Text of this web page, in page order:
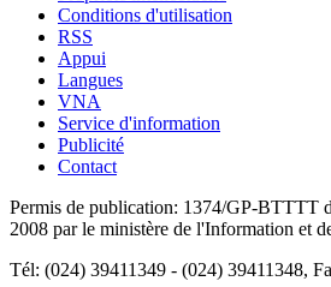
Conditions d'utilisation
RSS
Appui
Langues
VNA
Service d'information
Publicité
Contact
Permis de publication: 1374/GP-BTTTT
2008 par le ministère de l'Information et
Tél: (024) 39411349 - (024) 39411348,